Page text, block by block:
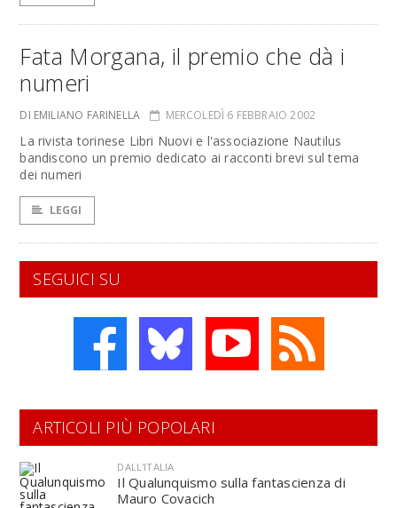
Fata Morgana, il premio che dà i
numeri
DI EMILIANO FARINELLA MERCOLEDÌ 6 FEBBRAIO 2002
La rivista torinese Libri Nuovi e l'associazione Nautilus
bandiscono un premio dedicato ai racconti brevi sul tema
dei numeri
LEGGI
SEGUICI SU
ARTICOLI PIÙ POPOLARI
DALL'ITALIA
Il Qualunquismo sulla fantascienza di
Mauro Covacich